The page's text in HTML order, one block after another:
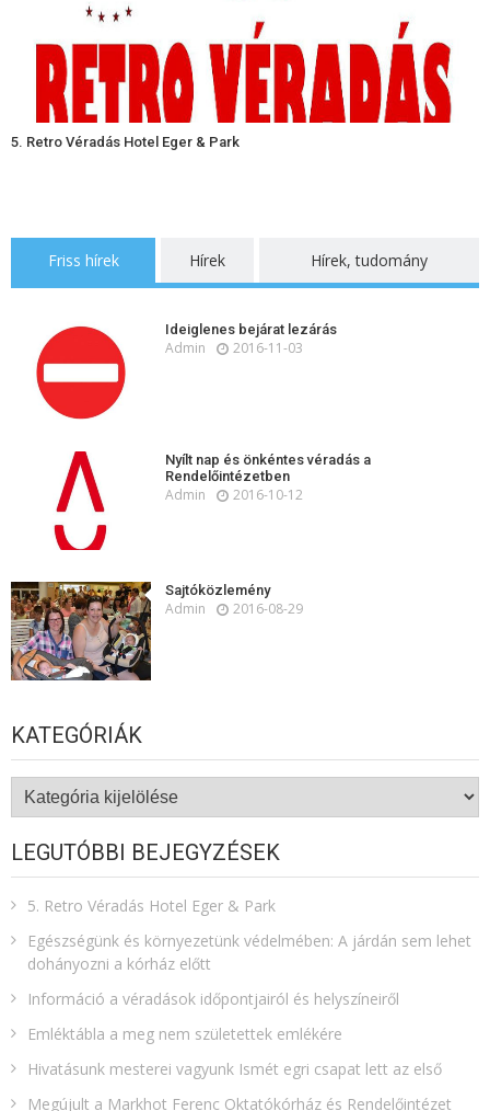
5. Retro Véradás Hotel Eger & Park
Friss hírek Hírek Hírek, tudomány
Ideiglenes bejárat lezárás
Admin 2016-11-03
Nyílt nap és önkéntes véradás a
Rendelőintézetben
Admin 2016-10-12
Sajtóközlemény
Admin 2016-08-29
KATEGÓRIÁK
Kategóriák
LEGUTÓBBI BEJEGYZÉSEK
5. Retro Véradás Hotel Eger & Park
Egészségünk és környezetünk védelmében: A járdán sem lehet
dohányozni a kórház előtt
Információ a véradások időpontjairól és helyszíneiről
Emléktábla a meg nem születettek emlékére​
Hivatásunk mesterei vagyunk Ismét egri csapat lett az első
Megújult a Markhot Ferenc Oktatókórház és Rendelőintézet